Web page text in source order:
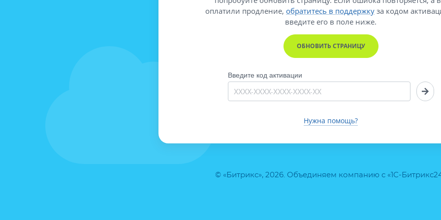
© «Битрикс», 2026. Объединяем компанию с «1С-
оплатили продление, обратитесь в поддержку за кодом
введите его в поле ниже.
ОБНОВИТЬ СТРАНИЦУ
Введите код активации
Нужна помощь?